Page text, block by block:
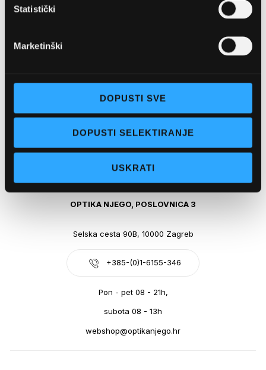
Statistički
Marketinški
DOPUSTI SVE
DOPUSTI SELEKTIRANJE
USKRATI
Pon - pet: 07 - 21h,
Sub: 07-21h
webshop@optikanjego.hr
OPTIKA NJEGO, POSLOVNICA 3
Selska cesta 90B, 10000 Zagreb
+385-(0)1-6155-346
Pon - pet 08 - 21h,
subota 08 - 13h
webshop@optikanjego.hr